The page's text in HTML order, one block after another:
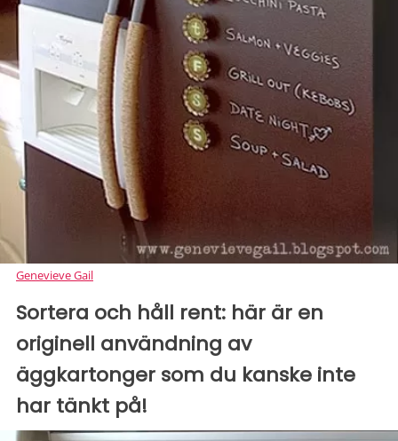
Genevieve Gail
Sortera och håll rent: här är en
originell användning av
äggkartonger som du kanske inte
har tänkt på!